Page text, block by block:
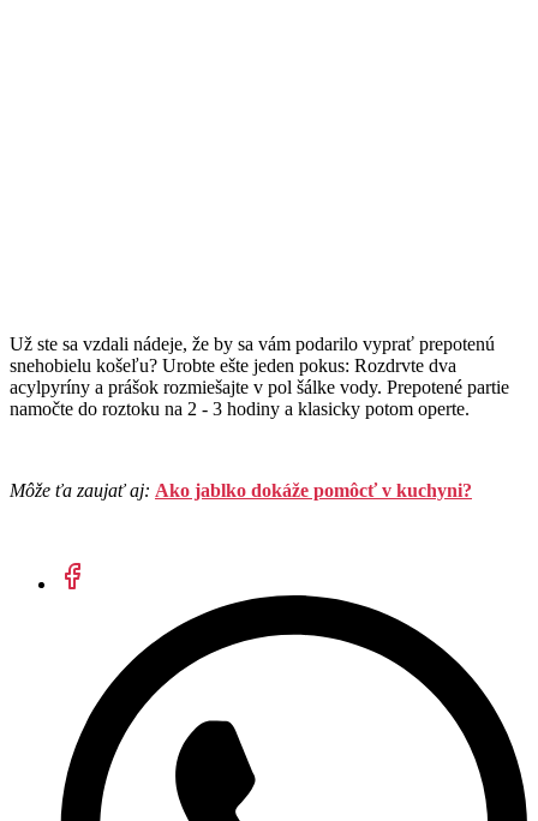
Už ste sa vzdali nádeje, že by sa vám podarilo vyprať prepotenú
snehobielu košeľu? Urobte ešte jeden pokus: Rozdrvte dva
acylpyríny a prášok rozmiešajte v pol šálke vody. Prepotené partie
namočte do roztoku na 2 - 3 hodiny a klasicky potom operte.
Môže ťa zaujať aj: Ako jablko dokáže pomôcť v kuchyni?